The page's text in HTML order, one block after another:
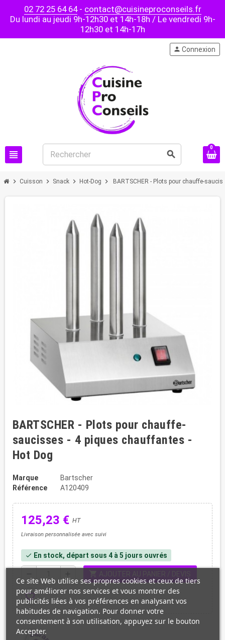
02 72 25 64 64- contact@cuisineproconseils.fr
Du lundi au jeudi 9h-12h30 et 14h-18h / Le vendredi 9h-
12h30 et 14h-17h
view_headline search
person Connexion
0
chevron_right Cuisson chevron_right Snack chevron_right Hot-Dog chevron_right BARTSCHER - Plots pour chauffe-
BARTSCHER - Plots pour chauffe-
saucisses - 4 piques chauffantes -
Hot Dog
Marque
Bartscher
Référence
A120409
125,23 € HT
Livraison personnalisée avec suivi
check En stock, départ sous 4 à 5 jours ouvrés
shopping_cart AJOUTER AU PANIER / DEVIS
favorite_border
Ce site Web utilise ses propres cookies et ceux de tiers
pour améliorer nos services et vous montrer des
publicités liées à vos préférences en analysant vos
habitudes de navigation. Pour donner votre
consentement à son utilisation, appuyez sur le bouton
Accepter.